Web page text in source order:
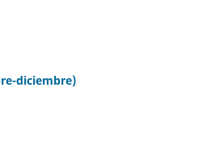
diciembre)